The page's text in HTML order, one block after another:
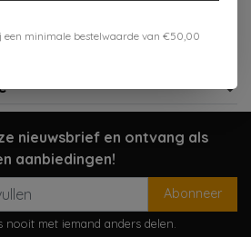
Neem contact op over dit product
nieuwsbrief en ontvang als
aanbiedingen!
Abonneer
nooit met iemand anders delen.
een minimale bestelwaarde van €50,00